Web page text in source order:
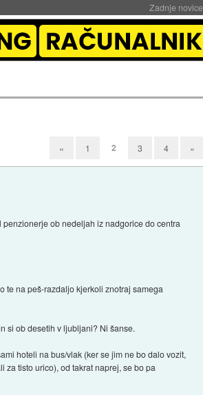
Zadnje novice
« 1 2 3 4 »
ob nedeljah iz nadgorice do centra
te na peš-razdaljo kjerkoli znotraj samega
si ob desetih v ljubljani? Ni šanse.
hoteli na bus/vlak (ker se jim ne bo dalo vozit,
tisto urico), od takrat naprej, se bo pa